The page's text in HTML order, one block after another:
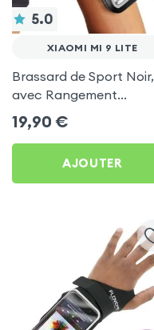
5.0
XIAOMI MI 9 LITE
Brassard de Sport Noir,
avec Rangement
Carte/clé LinQ pour
Xiaomi Mi 9 Lite
19,90 €
AJOUTER